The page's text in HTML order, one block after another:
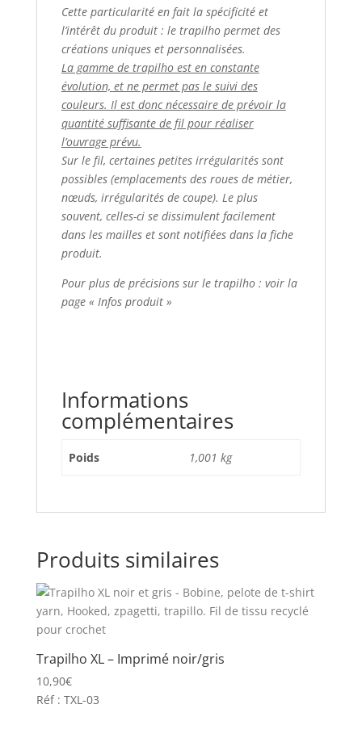
Cette particularité en fait la spécificité et
l’intérêt du produit : le trapilho permet des
créations uniques et personnalisées.
La gamme de trapilho est en constante
évolution, et ne permet pas le suivi des
couleurs. Il est donc nécessaire de prévoir la
quantité suffisante de fil pour réaliser
l’ouvrage prévu.
Sur le fil, certaines petites irrégularités sont
possibles (emplacements des roues de métier,
nœuds, irrégularités de coupe). Le plus
souvent, celles-ci se dissimulent facilement
dans les mailles et sont notifiées dans la fiche
produit.
Pour plus de précisions sur le trapilho : voir la
page « Infos produit »
Informations
complémentaires
Poids 1,001 kg
Produits similaires
Trapilho XL – Imprimé noir/gris
10,90€
Réf : TXL-03